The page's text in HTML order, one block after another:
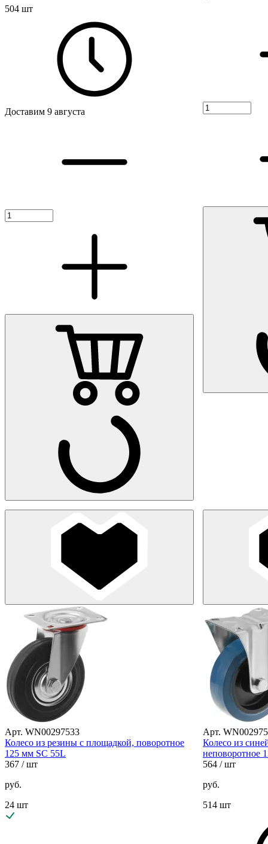
504 шт
Доставим 9 августа
Арт. WN00297533
Колесо из резины с площадкой, поворотное
125 мм SC 55L
367 / шт
руб.
24 шт
Арт.
Колесо из
неповоротное
564 / шт
руб.
514 шт